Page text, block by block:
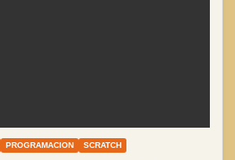
PROGRAMACION SCRATCH